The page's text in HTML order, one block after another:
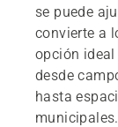
se puede
convierte a
opción
desde
hasta
municipales.